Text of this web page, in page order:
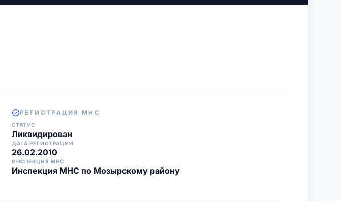
РЕГИСТРАЦИЯ МНС
СТАТУС
Ликвидирован
ДАТА РЕГИСТРАЦИИ
26.02.2010
ИНСПЕКЦИЯ МНС
Инспекция МНС по Мозырскому району